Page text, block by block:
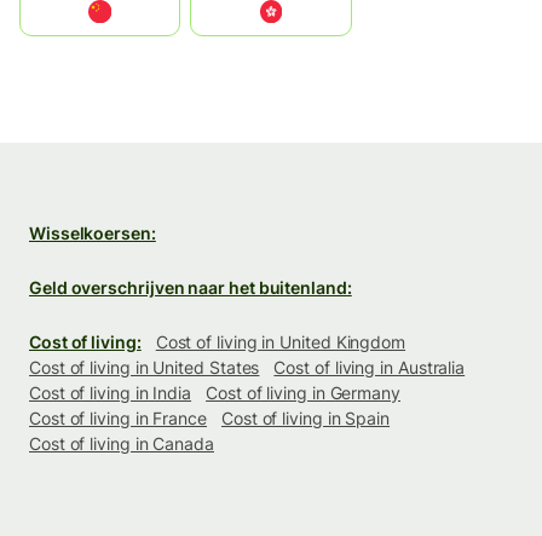
中國香港特別行政區
Wisselkoersen:
Geld overschrijven naar het buitenland:
Cost of living:
Cost of living in United Kingdom
Cost of living in United States
Cost of living in Australia
Cost of living in India
Cost of living in Germany
Cost of living in France
Cost of living in Spain
Cost of living in Canada